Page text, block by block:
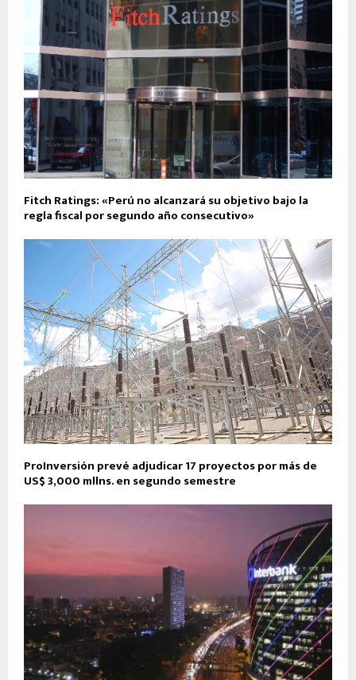
Fitch Ratings: «Perú no alcanzará su objetivo bajo la
regla fiscal por segundo año consecutivo»
ProInversión prevé adjudicar 17 proyectos por más de
US$ 3,000 mllns. en segundo semestre